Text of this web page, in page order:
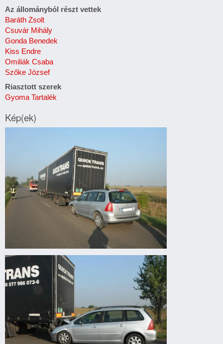
Az állományból részt vettek
Baráth Zsolt
Csuvár Mihály
Gonda Benedek
Kiss Endre
Omiliák Csaba
Szőke József
Riasztott szerek
Gyoma Tartalék
Kép(ek)
Körösladány
autóbaleset